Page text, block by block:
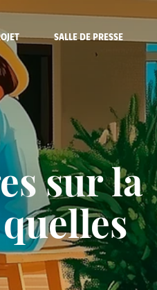
SALLE DE PRESSE
sur la